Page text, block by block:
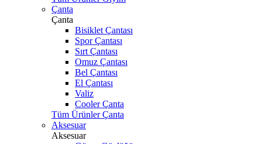
Çanta
Çanta
Bisiklet Çantası
Spor Çantası
Sırt Çantası
Omuz Çantası
Bel Çantası
El Çantası
Valiz
Cooler Çanta
Tüm Ürünler Çanta
Aksesuar
Aksesuar